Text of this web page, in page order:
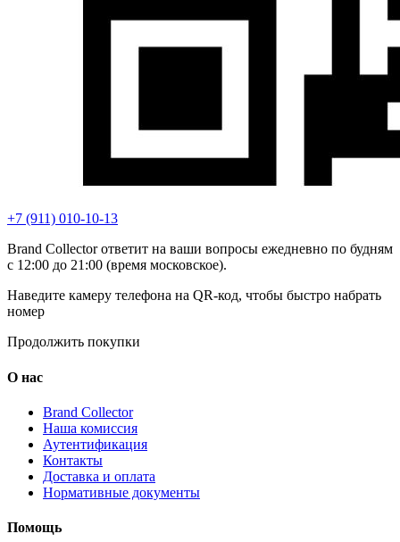
+7 (911) 010-10-13
Brand Collector ответит на ваши вопросы ежедневно по будням
с 12:00 до 21:00 (время московское).
Наведите камеру телефона на QR-код, чтобы быстро набрать
номер
Продолжить покупки
О нас
Brand Collector
Наша комиссия
Аутентификация
Контакты
Доставка и оплата
Нормативные документы
Помощь